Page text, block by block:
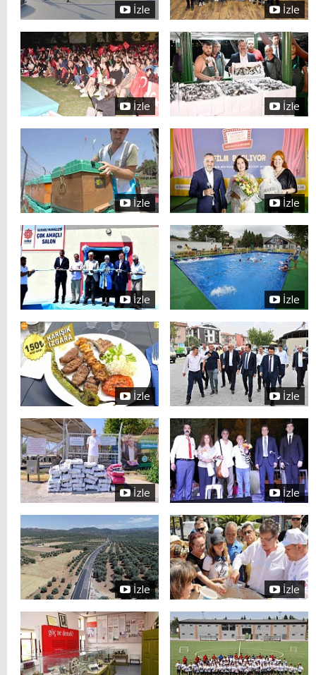
İzle İzle
İzle İzle
İzle İzle
İzle İzle
İzle İzle
İzle İzle
İzle İzle